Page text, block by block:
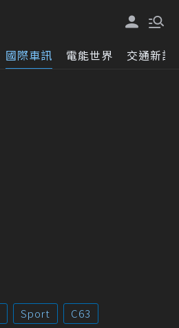
國際車訊 電能世界 交通新訊
Sport C63